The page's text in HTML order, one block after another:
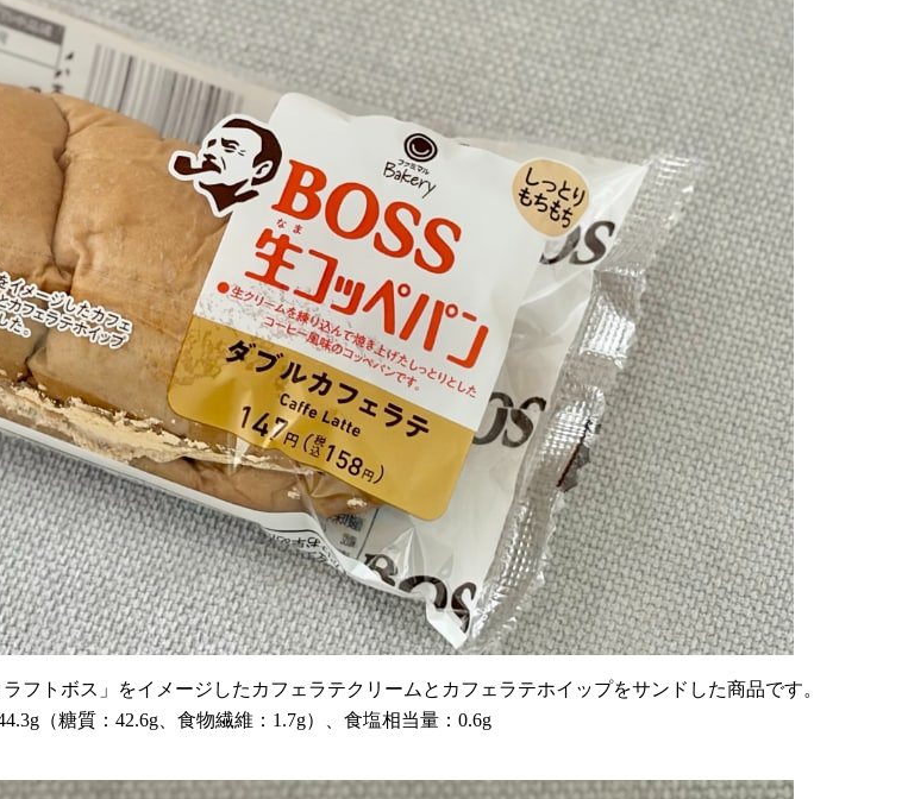
トボス」をイメージしたカフェラテクリームとカフェラテホイップをサンドした商品です。
（糖質：42.6g、食物繊維：1.7g）、食塩相当量：0.6g